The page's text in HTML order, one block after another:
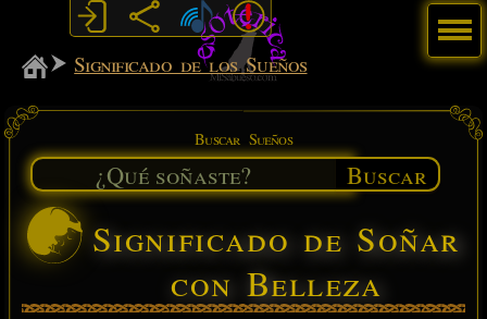
MiSabueso
Significado de los Sueños
Buscar Sueños
Buscar
Significado de Soñar
con Belleza
Menú